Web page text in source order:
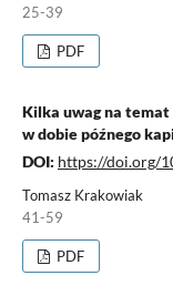
25-39
PDF
Kilka uwag na
w dobie późnego
DOI: https://doi.org/
Tomasz Krakowiak
41-59
PDF